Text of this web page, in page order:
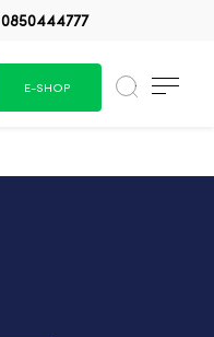
0850444777
E-SHOP